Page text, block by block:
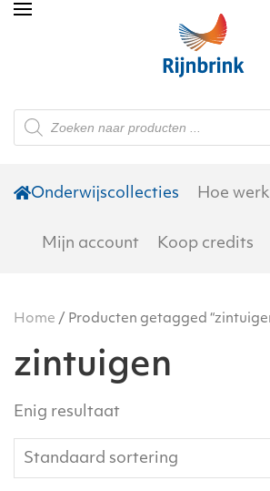
Skip to main content
Producten
zoeken
Onderwijscollecties Hoe
Mijn account Koop credits
Home / Producten getagged
zintuigen
Enig resultaat